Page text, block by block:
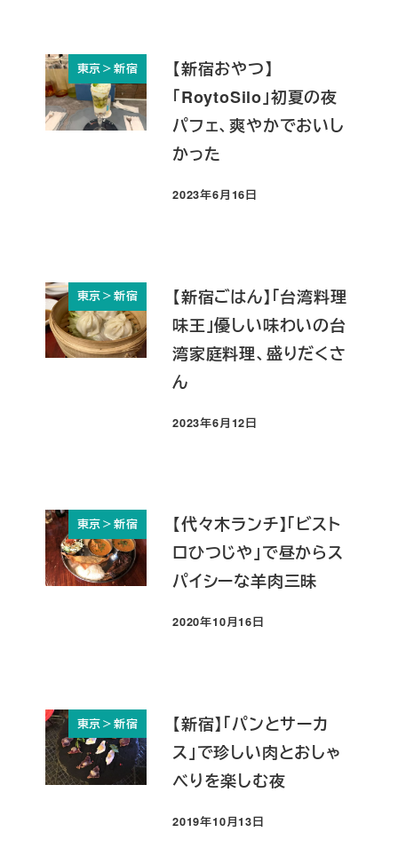
東京＞新宿
【新宿おやつ】
「RoytoSilo」初夏の夜
パフェ、爽やかでおいし
かった
投稿日
2023年6月16日
東京＞新宿
【新宿ごはん】「台湾料理
味王」優しい味わいの台
湾家庭料理、盛りだくさ
ん
投稿日
2023年6月12日
東京＞新宿
【代々木ランチ】「ビスト
ロひつじや」で昼からス
パイシーな羊肉三昧
投稿日
2020年10月16日
東京＞新宿
【新宿】「パンとサーカ
ス」で珍しい肉とおしゃ
べりを楽しむ夜
投稿日
2019年10月13日